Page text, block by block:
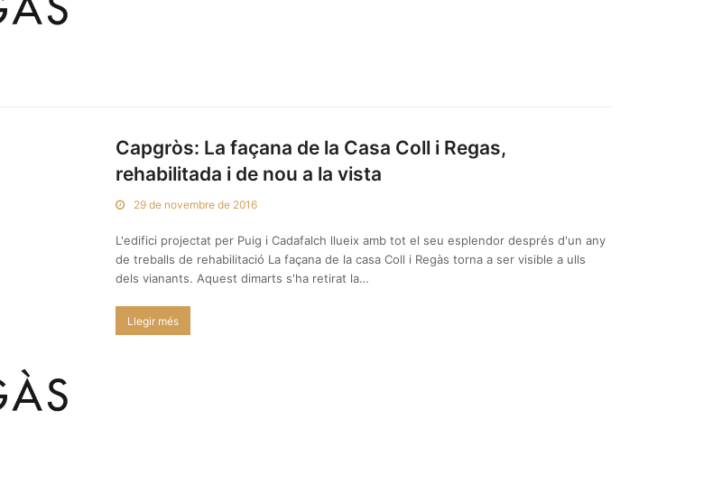
Capgròs: La façana de la Casa Coll i Regas,
rehabilitada i de nou a la vista
29 de novembre de 2016
L'edifici projectat per Puig i Cadafalch llueix amb tot el seu esplendor després d'un any
de treballs de rehabilitació La façana de la casa Coll i Regàs torna a ser visible a ulls
dels vianants. Aquest dimarts s'ha retirat la…
Llegir més